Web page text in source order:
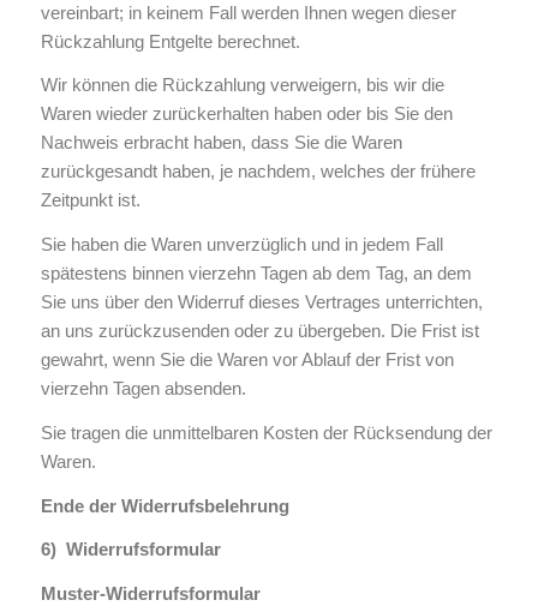
vereinbart; in keinem Fall werden Ihnen wegen dieser
Rückzahlung Entgelte berechnet.
Wir können die Rückzahlung verweigern, bis wir die
Waren wieder zurückerhalten haben oder bis Sie den
Nachweis erbracht haben, dass Sie die Waren
zurückgesandt haben, je nachdem, welches der frühere
Zeitpunkt ist.
Sie haben die Waren unverzüglich und in jedem Fall
spätestens binnen vierzehn Tagen ab dem Tag, an dem
Sie uns über den Widerruf dieses Vertrages unterrichten,
an uns zurückzusenden oder zu übergeben. Die Frist ist
gewahrt, wenn Sie die Waren vor Ablauf der Frist von
vierzehn Tagen absenden.
Sie tragen die unmittelbaren Kosten der Rücksendung der
Waren.
Ende der Widerrufsbelehrung
6) Widerrufsformular
Muster-Widerrufsformular